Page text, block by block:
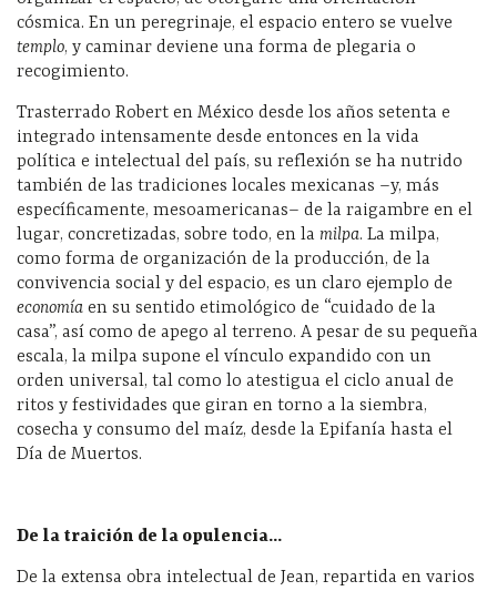
cósmica. En un peregrinaje, el espacio entero se vuelve
templo, y caminar deviene una forma de plegaria o
recogimiento.
Trasterrado Robert en México desde los años setenta e
integrado intensamente desde entonces en la vida
política e intelectual del país, su reflexión se ha nutrido
también de las tradiciones locales mexicanas –y, más
específicamente, mesoamericanas– de la raigambre en el
lugar, concretizadas, sobre todo, en la milpa. La milpa,
como forma de organización de la producción, de la
convivencia social y del espacio, es un claro ejemplo de
economía en su sentido etimológico de “cuidado de la
casa”, así como de apego al terreno. A pesar de su pequeña
escala, la milpa supone el vínculo expandido con un
orden universal, tal como lo atestigua el ciclo anual de
ritos y festividades que giran en torno a la siembra,
cosecha y consumo del maíz, desde la Epifanía hasta el
Día de Muertos.
De la traición de la opulencia…
De la extensa obra intelectual de Jean, repartida en varios